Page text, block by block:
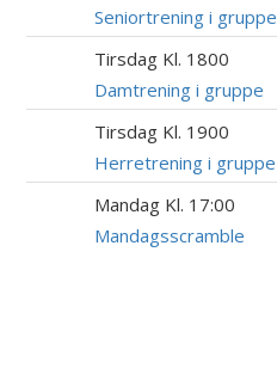
Seniortrening i gruppe
Tirsdag Kl. 1800
Damtrening i gruppe
Tirsdag Kl. 1900
Herretrening i gruppe
Mandag Kl. 17:00
Mandagsscramble